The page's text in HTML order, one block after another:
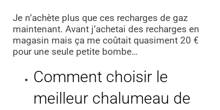
Je n’achète plus que ces recharges de gaz
maintenant. Avant j’achetai des recharges en
magasin mais ça me coûtait quasiment 20 €
pour une seule petite bombe…
Comment choisir le
meilleur chalumeau de